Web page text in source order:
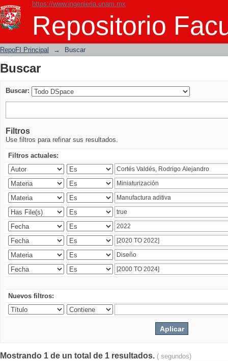
https://www.ingenieria.unam.mx
Repositorio
Buscar
RepoFI Principal → Buscar
Buscar
Buscar:
Filtros
Use filtros para refinar sus resultados.
Filtros actuales:
Nuevos filtros:
Mostrando 1 de un total de 1 resultados. ( segundos)